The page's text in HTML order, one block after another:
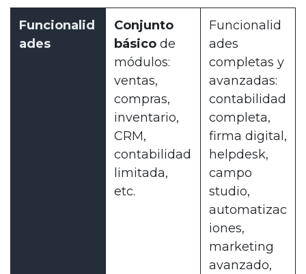
Funcionalid
ades
Conjunto
básico de
módulos:
ventas,
compras,
inventario,
CRM,
contabilidad
limitada,
etc.
Funcionalid
ades
completas y
avanzadas:
contabilidad
completa,
firma digital,
helpdesk,
campo
studio,
automatizac
iones,
marketing
avanzado,